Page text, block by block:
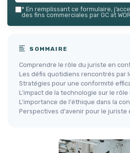
* En remplissant ce formulaire,
des fins commerciales par GC at
SOMMAIRE
Comprendre le rôle du juriste en
Les défis quotidiens rencontrés par
Stratégies pour une conformité
L'impact de la technologie sur le
L'importance de l'éthique dans la
Perspectives d'avenir pour le juriste